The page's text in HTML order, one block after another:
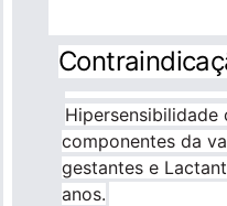
Hipersensibilidade
componentes da
gestantes e
anos.